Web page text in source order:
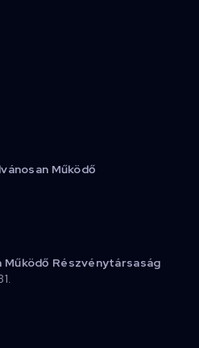
Működő
Részvénytársaság